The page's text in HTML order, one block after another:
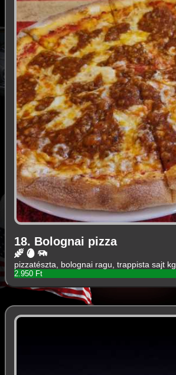
18. Bolognai pizza
pizzatészta, bolognai ragu, trappista sajt kg
2.950 Ft